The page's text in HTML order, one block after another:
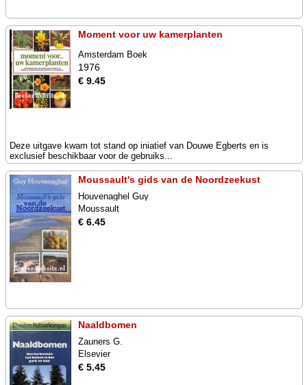
Moment voor uw kamerplanten
Amsterdam Boek
1976
€ 9.45
Deze uitgave kwam tot stand op iniatief van Douwe Egberts en is
exclusief beschikbaar voor de gebruiks...
Moussault's gids van de Noordzeekust
Houvenaghel Guy
Moussault
€ 6.45
Naaldbomen
Zauners G.
Elsevier
€ 5.45